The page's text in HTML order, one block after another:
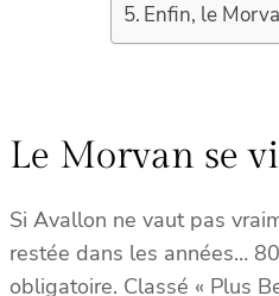
Enfin, le
Le Morvan se
Si Avallon ne vaut pas
restée dans les années…
obligatoire. Classé « Plus